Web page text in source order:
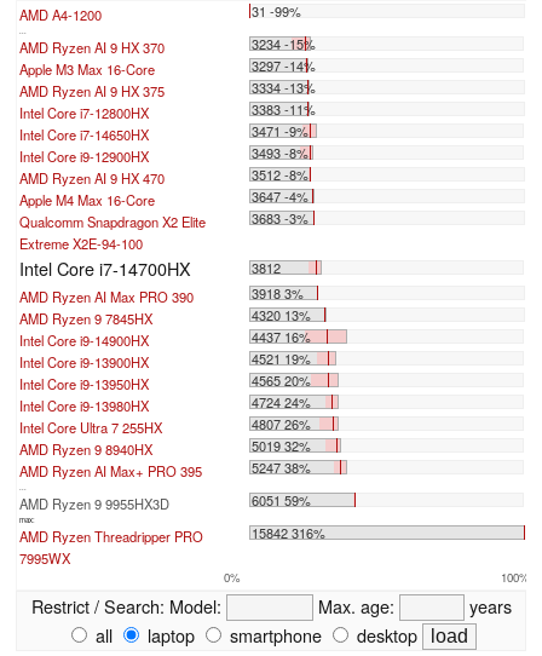
AMD A4-1200 31 -99%
...
AMD Ryzen AI 9 HX 370
3234 -15%
Apple M3 Max 16-Core
3297 -14%
AMD Ryzen AI 9 HX 375
3334 -13%
Intel Core i7-12800HX
3383 -11%
Intel Core i7-14650HX
3471 -9%
Intel Core i9-12900HX
3493 -8%
AMD Ryzen AI 9 HX 470
3512 -8%
Apple M4 Max 16-Core
3647 -4%
Qualcomm Snapdragon X2 Elite
Extreme X2E-94-100
3683 -3%
Intel Core i7-14700HX
3812
AMD Ryzen AI Max PRO 390
3918 3%
AMD Ryzen 9 7845HX
4320 13%
Intel Core i9-14900HX
4437 16%
Intel Core i9-13900HX
4521 19%
Intel Core i9-13950HX
4565 20%
Intel Core i9-13980HX
4724 24%
Intel Core Ultra 7 255HX
4807 26%
AMD Ryzen 9 8940HX
5019 32%
AMD Ryzen AI Max+ PRO 395
5247 38%
...
AMD Ryzen 9 9955HX3D 6051 59%
max:
AMD Ryzen Threadripper PRO
7995WX
15842 316%
0% 100%
Restrict / Search: Model: Max. age:
years
all
laptop smartphone desktop